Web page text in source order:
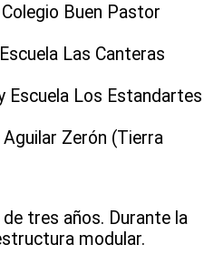
Buen Pastor
Las Canteras
Escuela Los Estandartes
Zerón (Tierra
tres años. Durante la
modular.